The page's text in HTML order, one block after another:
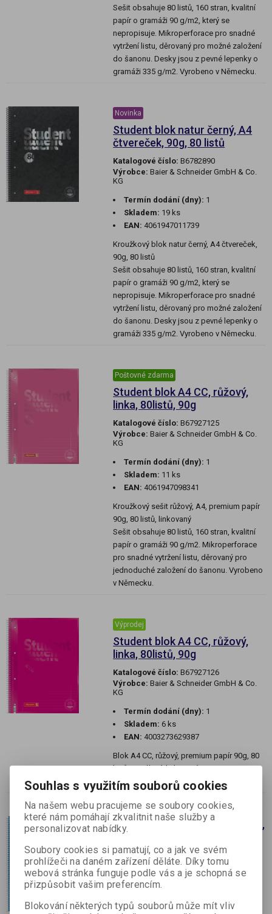
Sešit obsahuje 80 listů, 160 stran, kvalitní
papír o gramáži 90 g/m2, který se
nepropisuje. Mikroperforace pro snadné
vytržení listu, děrovaný pro možné založení
do šanonu. Desky jsou z pevné lepenky o
gramáži 335 g/m2. Vyrobeno v Německu.
Novinka
Student blok natur černý, A4
čtvereček, 90g, 80 listů
Katalogové číslo: B6782890
Výrobce: Baier & Schneider GmbH & Co.
KG
Termín dodání (dny): 1
Skladem: 19 ks
EAN: 4061947011739
Kroužkový blok natur černý, A4 čtvereček,
90g, 80 listů
Sešit obsahuje 80 listů, 160 stran, kvalitní
papír o gramáži 90 g/m2, který se
nepropisuje. Mikroperforace pro snadné
vytržení listu, děrovaný pro možné založení
do šanonu. Desky jsou z pevné lepenky o
gramáži 335 g/m2. Vyrobeno v Německu.
Poštovné zdarma
Student blok A4 CC, růžový,
linka, 80listů, 90g
Katalogové číslo: B67927125
Výrobce: Baier & Schneider GmbH & Co.
KG
Termín dodání (dny): 1
Skladem: 11 ks
EAN: 4061947098341
Kroužkový sešit růžový, A4, premium papír
90g, 80 listů, linkovaný
Sešit obsahuje 80 listů, 160 stran, kvalitní
papír o gramáži 90 g/m2. Mikroperforace
pro snadné vytržení listu, děrovaný pro
jednoduché založení do šanonu. Vyrobeno
v Německu.
Výprodej
Student blok A4 CC, růžový,
linka, 80listů, 90g
Katalogové číslo: B67927126
Výrobce: Baier & Schneider GmbH & Co.
KG
Termín dodání (dny): 1
Skladem: 6 ks
EAN: 4003273629387
Blok A4 CC, růžový, premium papír 90g, 80
listů, spirálový, linkovaný, 3 motivy
perforovaný, 4-kroužkové děrování
Student blok A4 CC, azur, linka,
80listů, 90g
Katalogové číslo:B67927133
Výrobce:Baier & Schneider GmbH & Co.
KG
Skladem:15 ks
Souhlas s využitím souborů cookies
Na našem webu pracujeme se soubory cookies,
které nám pomáhají zkvalitnit naše služby a
personalizovat nabídky.
Soubory cookies si pamatují, co a jak ve svém
prohlížeči na daném zařízení děláte. Díky tomu
webová stránka funguje podle vás a je schopná se
přizpůsobit vašim preferencím.
Blokování některých typů souborů může mít vliv